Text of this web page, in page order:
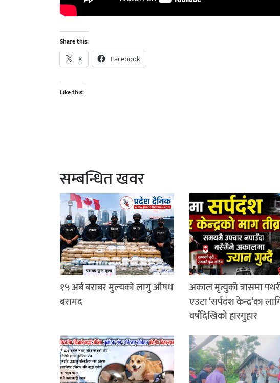
Share this:
X Facebook
Like this:
सम्बन्धित खवर
१५ अर्ब बराबर मुल्यको लागु औषध
बरामद
अकाल मृत्युको त्रासमा
एउटा ‘सर्पदंश केन्द्र’का
वर्षौंदेखिको हारगुहार